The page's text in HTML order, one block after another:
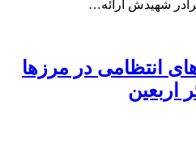
شهیدش ارائه…
انتظامی در مرزها
اربعین